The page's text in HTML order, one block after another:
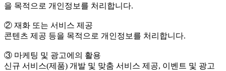
을 목적으로 개인정보를 처리합니다.
② 재화 또는 서비스 제공
콘텐츠 제공 등을 목적으로 개인정보를 처리합니다.
③ 마케팅 및 광고에의 활용
신규 서비스(제품) 개발 및 맞춤 서비스 제공, 이벤트 및 광고